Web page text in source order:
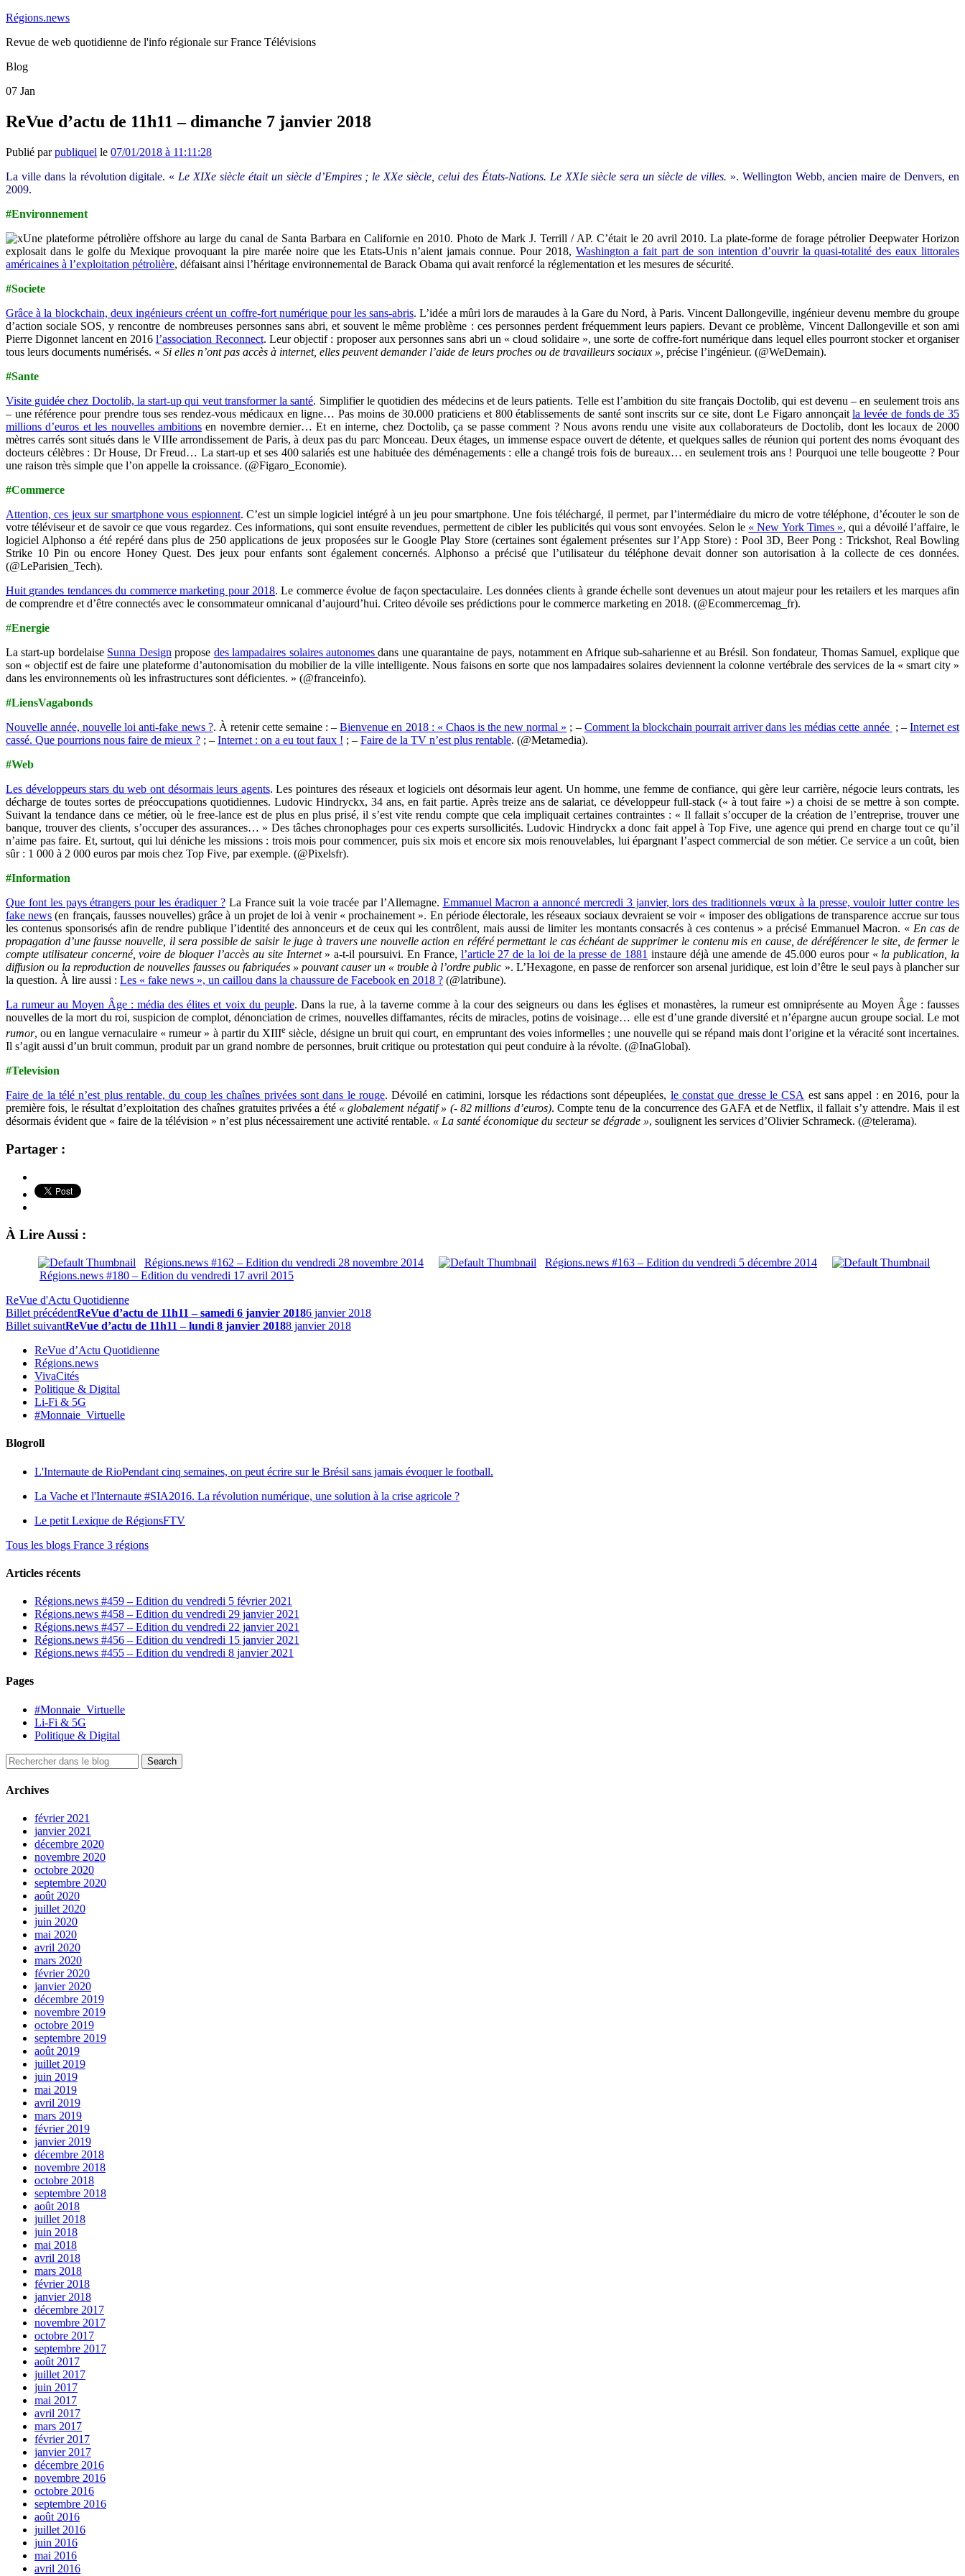
Régions.news
Revue de web quotidienne de l'info régionale sur France Télévisions
Blog
07 Jan
ReVue d’actu de 11h11 – dimanche 7 janvier 2018
Publié parpubliquel le 07/01/2018 à 11:11:28
La ville dans la révolution digitale. « Le XIXe siècle était un siècle d’Empires ; le XXe siècle, celui des États-Nations. Le XXIe siècle sera un siècle de villes. ». Wellington Webb, ancien maire de Denvers, en
2009.
#Environnement
Une plateforme pétrolière offshore au large du canal de Santa Barbara en Californie en 2010. Photo de Mark J. Terrill / AP. C’était le 20 avril 2010. La plate-forme de forage pétrolier Deepwater Horizon
explosait dans le golfe du Mexique provoquant la pire marée noire que les Etats-Unis n’aient jamais connue. Pour 2018, Washington a fait part de son intention d’ouvrir la quasi-totalité des eaux littorales
américaines à l’exploitation pétrolière, défaisant ainsi l’héritage environnemental de Barack Obama qui avait renforcé la réglementation et les mesures de sécurité.
#Societe
Grâce à la blockchain, deux ingénieurs créent un coffre-fort numérique pour les sans-abris. L’idée a mûri lors de maraudes à la Gare du Nord, à Paris. Vincent Dallongeville, ingénieur devenu membre du groupe
d’action sociale SOS, y rencontre de nombreuses personnes sans abri, et souvent le même problème : ces personnes perdent fréquemment leurs papiers. Devant ce problème, Vincent Dallongeville et son ami
Pierre Digonnet lancent en 2016l’association Reconnect. Leur objectif : proposer aux personnes sans abri un « cloud solidaire », une sorte de coffre-fort numérique dans lequel elles pourront stocker et organiser
tous leurs documents numérisés. « Si elles n’ont pas accès à internet, elles peuvent demander l’aide de leurs proches ou de travailleurs sociaux », précise l’ingénieur. (@WeDemain).
#Sante
Visite guidée chez Doctolib, la start-up qui veut transformer la santé. Simplifier le quotidien des médecins et de leurs patients. Telle est l’ambition du site français Doctolib, qui est devenu – en seulement trois ans
– une référence pour prendre tous ses rendez-vous médicaux en ligne… Pas moins de 30.000 praticiens et 800 établissements de santé sont inscrits sur ce site, dont Le Figaro annonçaitla levée de fonds de 35
millions d’euros et les nouvelles ambitionsen novembre dernier… Et en interne, chez Doctolib, ça se passe comment ? Nous avons rendu une visite aux collaborateurs de Doctolib, dont les locaux de 2000
mètres carrés sont situés dans le VIIIe arrondissement de Paris, à deux pas du parc Monceau. Deux étages, un immense espace ouvert de détente, et quelques salles de réunion qui portent des noms évoquant des
docteurs célèbres : Dr House, Dr Freud… La start-up et ses 400 salariés est une habituée des déménagements : elle a changé trois fois de bureaux… en seulement trois ans ! Pourquoi une telle bougeotte ? Pour
une raison très simple que l’on appelle la croissance. (@Figaro_Economie).
#Commerce
Attention, ces jeux sur smartphone vous espionnent. C’est un simple logiciel intégré à un jeu pour smartphone. Une fois téléchargé, il permet, par l’intermédiaire du micro de votre téléphone, d’écouter le son de
votre téléviseur et de savoir ce que vous regardez. Ces informations, qui sont ensuite revendues, permettent de cibler les publicités qui vous sont envoyées. Selon le « New York Times », qui a dévoilé l’affaire, le
logiciel Alphonso a été repéré dans plus de 250 applications de jeux proposées sur le Google Play Store (certaines sont également présentes sur l’App Store) : Pool 3D, Beer Pong : Trickshot, Real Bowling
Strike 10 Pin ou encore Honey Quest. Des jeux pour enfants sont également concernés. Alphonso a précisé que l’utilisateur du téléphone devait donner son autorisation à la collecte de ces données.
(@LeParisien_Tech).
Huit grandes tendances du commerce marketing pour 2018. Le commerce évolue de façon spectaculaire. Les données clients à grande échelle sont devenues un atout majeur pour les retailers et les marques afin
de comprendre et d’être connectés avec le consommateur omnicanal d’aujourd’hui. Criteo dévoile ses prédictions pour le commerce marketing en 2018. (@Ecommercemag_fr).
#Energie
La start-up bordelaise Sunna Design propose des lampadaires solaires autonomesdans une quarantaine de pays, notamment en Afrique sub-saharienne et au Brésil. Son fondateur, Thomas Samuel, explique que
son « objectif est de faire une plateforme d’autonomisation du mobilier de la ville intelligente. Nous faisons en sorte que nos lampadaires solaires deviennent la colonne vertébrale des services de la « smart city »
dans les environnements où les infrastructures sont déficientes. » (@franceinfo).
#LiensVagabonds
Nouvelle année, nouvelle loi anti-fake news ?. À retenir cette semaine : –Bienvenue en 2018 : « Chaos is the new normal » ; – Comment la blockchain pourrait arriver dans les médias cette année ; – Internet est
cassé. Que pourrions nous faire de mieux ? ; – Internet : on a eu tout faux ! ; – Faire de la TV n’est plus rentable. (@Metamedia).
#Web
Les développeurs stars du web ont désormais leurs agents. Les pointures des réseaux et logiciels ont désormais leur agent. Un homme, une femme de confiance, qui gère leur carrière, négocie leurs contrats, les
décharge de toutes sortes de préoccupations quotidiennes. Ludovic Hindryckx, 34 ans, en fait partie. Après treize ans de salariat, ce développeur full-stack (« à tout faire ») a choisi de se mettre à son compte.
Suivant la tendance dans ce métier, où le free-lance est de plus en plus prisé, il s’est vite rendu compte que cela impliquait certaines contraintes : « Il fallait s’occuper de la création de l’entreprise, trouver une
banque, trouver des clients, s’occuper des assurances… » Des tâches chronophages pour ces experts sursollicités. Ludovic Hindryckx a donc fait appel à Top Five, une agence qui prend en charge tout ce qu’il
n’aime pas faire. Et, surtout, qui lui déniche les missions : trois mois pour commencer, puis six mois et encore six mois renouvelables, lui épargnant l’aspect commercial de son métier. Ce service a un coût, bien
sûr : 1 000 à 2 000 euros par mois chez Top Five, par exemple. (@Pixelsfr).
#Information
Que font les pays étrangers pour les éradiquer ?La France suit la voie tracée par l’Allemagne. Emmanuel Macron a annoncé mercredi 3 janvier, lors des traditionnels vœux à la presse, vouloir lutter contre les
fake news (en français, fausses nouvelles) grâce à un projet de loi à venir « prochainement ». En période électorale, les réseaux sociaux devraient se voir « imposer des obligations de transparence accrue sur tous
les contenus sponsorisés afin de rendre publique l’identité des annonceurs et de ceux qui les contrôlent, mais aussi de limiter les montants consacrés à ces contenus » a précisé Emmanuel Macron. « En cas de
propagation d’une fausse nouvelle, il sera possible de saisir le juge à travers une nouvelle action en référé permettant le cas échéant de supprimer le contenu mis en cause, de déréférencer le site, de fermer le
compte utilisateur concerné, voire de bloquer l’accès au site Internet » a-t-il poursuivi. En France, l’article 27 de la loi de la presse de 1881 instaure déjà une amende de 45.000 euros pour « la publication, la
diffusion ou la reproduction de nouvelles fausses ou fabriquées » pouvant causer un « trouble à l’ordre public ». L’Hexagone, en passe de renforcer son arsenal juridique, est loin d’être le seul pays à plancher sur
la question. À lire aussi : Les « fake news », un caillou dans la chaussure de Facebook en 2018 ? (@latribune).
La rumeur au Moyen Âge : média des élites et voix du peuple. Dans la rue, à la taverne comme à la cour des seigneurs ou dans les églises et monastères, la rumeur est omniprésente au Moyen Âge : fausses
nouvelles de la mort du roi, suspicion de complot, dénonciation de crimes, nouvelles diffamantes, récits de miracles, potins de voisinage… elle est d’une grande diversité et n’épargne aucun groupe social. Le mot
rumor, ou en langue vernaculaire « rumeur » à partir du XIIIe siècle, désigne un bruit qui court, en empruntant des voies informelles ; une nouvelle qui se répand mais dont l’origine et la véracité sont incertaines.
Il s’agit aussi d’un bruit commun, produit par un grand nombre de personnes, bruit critique ou protestation qui peut conduire à la révolte. (@InaGlobal).
#Television
Faire de la télé n’est plus rentable, du coup les chaînes privées sont dans le rouge. Dévoilé en catimini, lorsque les rédactions sont dépeuplées, le constat que dresse le CSA est sans appel : en 2016, pour la
première fois, le résultat d’exploitation des chaînes gratuites privées a été « globalement négatif » (- 82 millions d’euros). Compte tenu de la concurrence des GAFA et de Netflix, il fallait s’y attendre. Mais il est
désormais évident que « faire de la télévision » n’est plus nécessairement une activité rentable. « La santé économique du secteur se dégrade », soulignent les services d’Olivier Schrameck. (@telerama).
Partager :
À Lire Aussi :
Régions.news #162 – Edition du vendredi 28 novembre 2014
Régions.news #163 – Edition du vendredi 5 décembre 2014
Régions.news #180 – Edition du vendredi 17 avril 2015
ReVue d'Actu Quotidienne
Billet précédentReVue d’actu de 11h11 – samedi 6 janvier 20186 janvier 2018
Billet suivantReVue d’actu de 11h11 – lundi 8 janvier 20188 janvier 2018
ReVue d’Actu Quotidienne
Régions.news
VivaCités
Politique & Digital
Li-Fi & 5G
#Monnaie_Virtuelle
Blogroll
L'Internaute de RioPendant cinq semaines, on peut écrire sur le Brésil sans jamais évoquer le football.
La Vache et l'Internaute #SIA2016. La révolution numérique, une solution à la crise agricole ?
Le petit Lexique de RégionsFTV
Tous les blogs France 3 régions
Articles récents
Régions.news #459 – Edition du vendredi 5 février 2021
Régions.news #458 – Edition du vendredi 29 janvier 2021
Régions.news #457 – Edition du vendredi 22 janvier 2021
Régions.news #456 – Edition du vendredi 15 janvier 2021
Régions.news #455 – Edition du vendredi 8 janvier 2021
Pages
#Monnaie_Virtuelle
Li-Fi & 5G
Politique & Digital
Archives
février 2021
janvier 2021
décembre 2020
novembre 2020
octobre 2020
septembre 2020
août 2020
juillet 2020
juin 2020
mai 2020
avril 2020
mars 2020
février 2020
janvier 2020
décembre 2019
novembre 2019
octobre 2019
septembre 2019
août 2019
juillet 2019
juin 2019
mai 2019
avril 2019
mars 2019
février 2019
janvier 2019
décembre 2018
novembre 2018
octobre 2018
septembre 2018
août 2018
juillet 2018
juin 2018
mai 2018
avril 2018
mars 2018
février 2018
janvier 2018
décembre 2017
novembre 2017
octobre 2017
septembre 2017
août 2017
juillet 2017
juin 2017
mai 2017
avril 2017
mars 2017
février 2017
janvier 2017
décembre 2016
novembre 2016
octobre 2016
septembre 2016
août 2016
juillet 2016
juin 2016
mai 2016
avril 2016